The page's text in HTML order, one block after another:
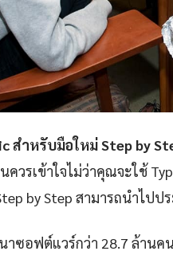
สำหรับมือใหม่ Step by
รเข้าใจไม่ว่าคุณจะใช้
by Step สามารถนำไปป
อฟต์แวร์กว่า 28.7 ล้านคน